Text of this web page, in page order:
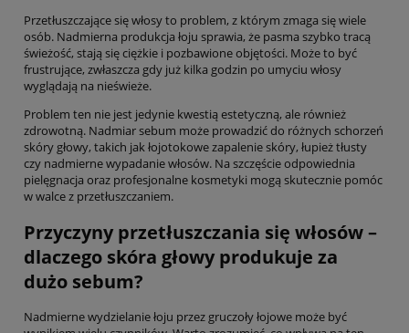
Przetłuszczające się włosy to problem, z którym zmaga się wiele
osób. Nadmierna produkcja łoju sprawia, że pasma szybko tracą
świeżość, stają się ciężkie i pozbawione objętości. Może to być
frustrujące, zwłaszcza gdy już kilka godzin po umyciu włosy
wyglądają na nieświeże.
Problem ten nie jest jedynie kwestią estetyczną, ale również
zdrowotną. Nadmiar sebum może prowadzić do różnych schorzeń
skóry głowy, takich jak łojotokowe zapalenie skóry, łupież tłusty
czy nadmierne wypadanie włosów. Na szczęście odpowiednia
pielęgnacja oraz profesjonalne kosmetyki mogą skutecznie pomóc
w walce z przetłuszczaniem.
Przyczyny przetłuszczania się włosów –
dlaczego skóra głowy produkuje za
dużo sebum?
Nadmierne wydzielanie łoju przez gruczoły łojowe może być